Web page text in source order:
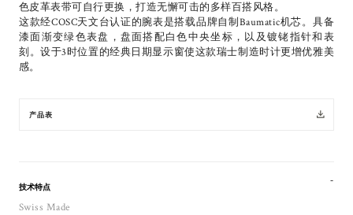
色皮革表带可自行更换，打造无懈可击的多样百搭风格。
这款经COSC天文台认证的腕表是搭载品牌自制Baumatic机芯。具备
漆面渐变绿色表盘，盘面搭配白色中央坐标，以及镀铑指针和表
刻。设于3时位置的经典日期显示窗使这款瑞士制造时计更增优雅美
感。
产品表
技术特点
Swiss Made